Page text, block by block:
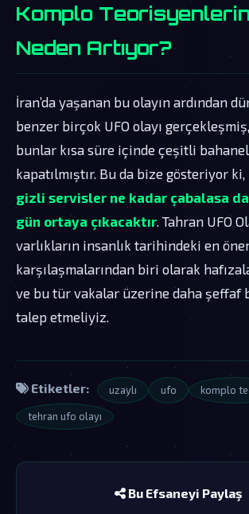
Komplo
Neden Artıyor?
İran’da yaşanan bu olayın ardından
benzer birçok UFO olayı
bunlar kısa süre içinde çeşitli
kapatılmıştır. Bu da bize gösteriyor ki,
gizli servisler ne kadar çabalasa
gün ortaya çıkacaktır . Tahran UFO
varlıkların insanlık tarihindeki en
karşılaşmalarından biri olarak
ve bu tür vakalar üzerine daha şeffaf
talep etmeliyiz.
Etiketler: uzaylı ufo komplo
tehran ufo olayı
Bu Efsaneyi Paylaş